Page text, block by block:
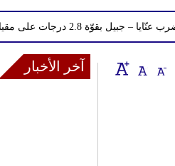
على مقياس ريختر
آخر الأخبار